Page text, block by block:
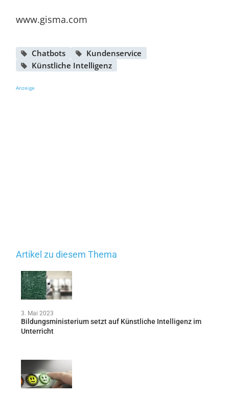
www.gisma.com
Chatbots
Kundenservice
Künstliche Intelligenz
Anzeige
Artikel zu diesem Thema
3. Mai 2023
Bildungsministerium setzt auf Künstliche Intelligenz im
Unterricht